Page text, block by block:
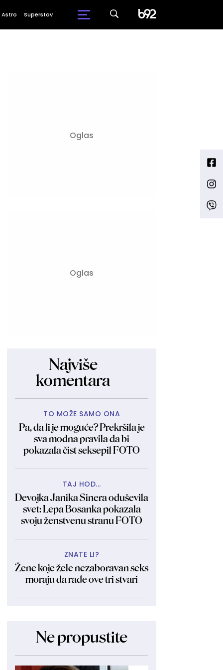
Astro Superstav
Najviše
komentara
TO MOŽE SAMO ONA
Pa, da li je moguće? Prekršila je
sva modna pravila da bi
pokazala čist seksepil FOTO
TAJ HOD...
Devojka Janika Sinera oduševila
svet: Lepa Bosanka pokazala
svoju ženstvenu stranu FOTO
ZNATE LI?
Žene koje žele nezaboravan seks
moraju da rade ove tri stvari
Ne propustite